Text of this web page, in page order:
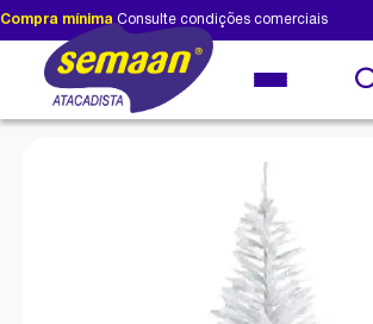
Compra mínima Consulte condições comerciais